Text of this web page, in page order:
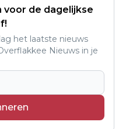
voor de dagelijkse
het laatste nieuws
Nieuws in je